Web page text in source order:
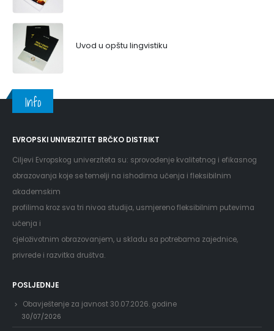
Uvod u opštu lingvistiku
Info
EVROPSKI UNIVERZITET BRČKO DISTRIKT
Ciljevi Evropskog univerziteta su: sprovođenje kvalitetnog i efikasnog
obrazovanja koje se temelji na ishodima učenja i fleksibilnim
akademskim
profilima kroz sva tri nivoa studija, usmjereno fleksibilnim putevima
učenja i
cjeloživotnim obrazovanjem, u skladu sa potrebama zajednice,
privrede i razvitka društva.
POSLJEDNJE
Obavještenje za javnost 30.07.2026. godine
30/07/2026